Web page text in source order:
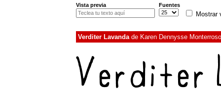
Vista previa Fuentes
Mostrar
Verditer Lavandade Karen Dennysse Monterroso